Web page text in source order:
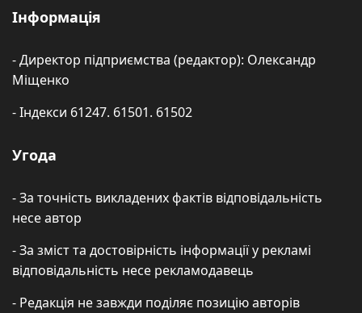
Інформація
- Директор підприємства (редактор): Олександр
Міщенко
- Індекси 61247. 61501. 61502
Угода
- За точність викладених фактів відповідальність
несе автор
- За зміст та достовірність інформації у рекламі
відповідальність несе рекламодавець
- Редакція не завжди поділяє позицію авторів